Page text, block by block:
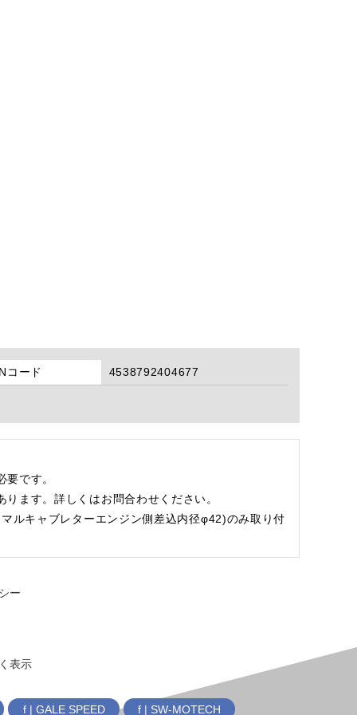
コード 4538792404677
です。
ます。詳しくはお問合わせください。
ルキャブレターエンジン側差込内径φ42)のみ取り付
ー
表示
f | GALE SPEED f | SW-MOTECH